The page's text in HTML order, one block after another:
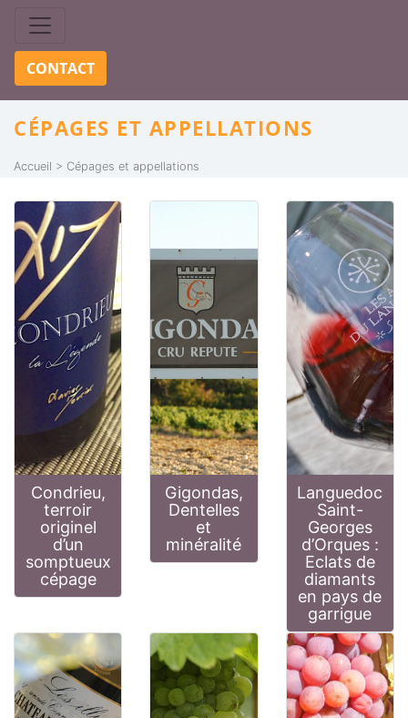
CONTACT
CÉPAGES ET APPELLATIONS
Accueil Cépages et appellations
Condrieu,
terroir
originel
d’un
somptueux
cépage
Gigondas,
Dentelles
et
minéralité
Languedoc
Saint-
Georges
d’Orques :
Eclats de
diamants
en pays de
garrigue